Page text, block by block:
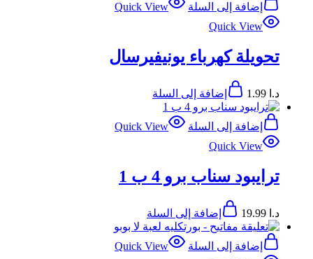
إضافة إلى السلة
Quick View
Quick View
تحويلة كهرباء يونيفيرسال
د.ا إضافة إلى السلة
إضافة إلى السلة
Quick View
Quick View
ترايبود سناب برو 4 ب 1
د.ا إضافة إلى السلة
إضافة إلى السلة
Quick View